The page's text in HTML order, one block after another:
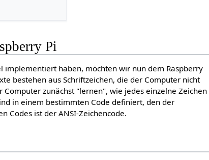
Pi
implementiert haben, möchten wir nun dem Raspberry
bestehen aus Schriftzeichen, die der Computer nicht
zunächst "lernen", wie jedes einzelne Zeichen
in einem bestimmten Code definiert, den der
Codes ist der ANSI-Zeichencode.